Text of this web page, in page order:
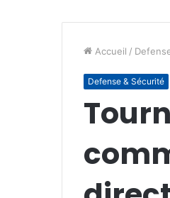
Accueil /
Defense & Sécurité